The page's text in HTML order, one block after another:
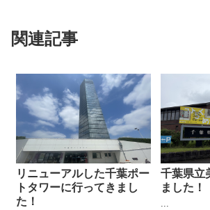
関連記事
リニューアルした千葉ポー
トタワーに行ってきまし
た！
千葉県立
ました！